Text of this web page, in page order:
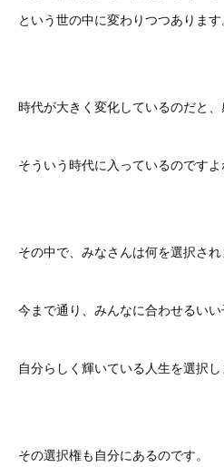
という世の中に変わりつつあります
時代が大きく変化しているのだと、
そういう時代に入っているのですよ
その中で、みなさんは何を選択され
今まで通り、みんなに合わせるい
自分らしく輝いている人生を選択し
その選択権も自分にあるのです。